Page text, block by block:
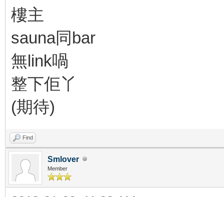
樓主
sauna同bar
無link喎
整下佢丫
(期待)
Find
Smlover
Member